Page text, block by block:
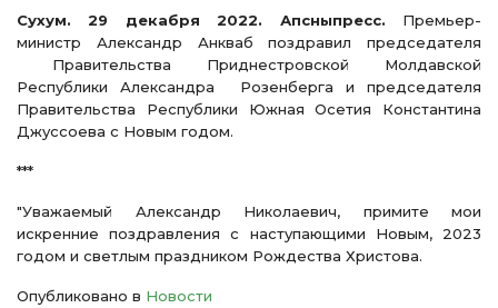
Сухум. 29 декабря 2022. Апсныпресс. Премьер-
министр Александр Анкваб поздравил председателя
Правительства Приднестровской Молдавской
Республики Александра Розенберга и председателя
Правительства Республики Южная Осетия Константина
Джуссоева с Новым годом.
***
"Уважаемый Александр Николаевич, примите мои
искренние поздравления с наступающими Новым, 2023
годом и светлым праздником Рождества Христова.
Опубликовано в Новости